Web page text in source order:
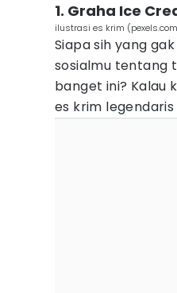
1. Graha Ice
ilustrasi es krim
Siapa sih yang
sosialmu tentang
banget ini? Kalau
es krim legendaris